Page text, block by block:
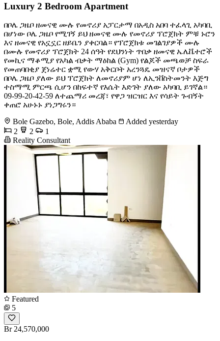
Luxury 2 Bedroom Apartment
በቦሌ ጋዜቦ ዘመናዊ ሙሉ የመኖሪያ አፓርታማ በአዲስ አበባ ተፈላጊ አካባቢ
በሆነው ቦሌ ጋዜቦ የሚገኝ ይህ ዘመናዊ ሙሉ የመኖሪያ ፕሮጀክት ምቹ ኑሮን
እና ዘመናዊ የአኗኗር ዘይቤን ያቀርባል። የፕሮጀክቱ መገልገያዎች ️ሙሉ
በሙሉ የመኖሪያ ፕሮጀክት ️24 ሰዓት የደህንነት ጥበቃ ️ዘመናዊ ኤሌቬተሮች
️የመኪና ማቆሚያ ️የአካል ብቃት ማዕከል (Gym) ️የልጆች መጫወቻ ስፍራ
️የመጠባበቂያ ጀነሬተር ️ቋሚ የውሃ አቅርቦት ️አረንጓዴ መዝናኛ ቦታዎች
በቦሌ ጋዜቦ ያለው ይህ ፕሮጀክት ለመኖሪያም ሆነ ለኢንቨስትመንት እጅግ
ተስማሚ ምርጫ ሲሆን በከፍተኛ የእሴት እድገት ያለው አካባቢ ይገኛል።
09-99-20-42-59 ለተጨማሪ መረጃ፣ የዋጋ ዝርዝር እና የሳይት ጉብኝት
ቀጠሮ አሁኑኑ ያነጋግሩን።
Bole Gazebo, Bole, Addis Ababa
Added yesterday
2
2
1
Reality Consultant
Featured
5
Br 24,570,000